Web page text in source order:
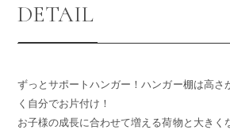
DETAIL
ずっとサポートハンガー！ハンガー棚は高さ
く自分でお片付け！
お子様の成長に合わせて増える荷物と大きく